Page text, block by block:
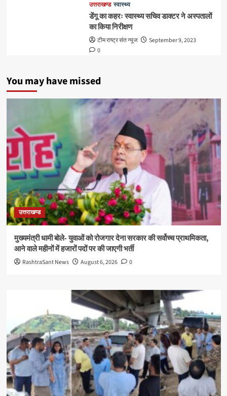
उत्तराखण्ड स्वास्थ्य
डेंगू का कहरः स्वास्थ्य सचिव डाक्टर ने अस्पतालों
का किया निरीक्षण
टीम राष्ट्र संत न्यूज
September 9, 2023
0
You may have missed
उत्तराखण्ड
मुख्यमंत्री धामी बोले- युवाओं को रोजगार देना सरकार की सर्वोच्च प्राथमिकता,
आने वाले महीनों में हजारों पदों पर की जाएगी भर्ती
RashtraSant News August 6, 2026 0